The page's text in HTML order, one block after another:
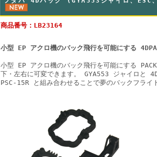
商品番号：LB23164
小型 EP アクロ機のバック飛行を可能にする
小型 EP アクロ機のバック飛行を可能にする
下・左右に可変できます。 GYA553 ジャイロと
PSC-15R と組み合わせることで夢のバックフライ